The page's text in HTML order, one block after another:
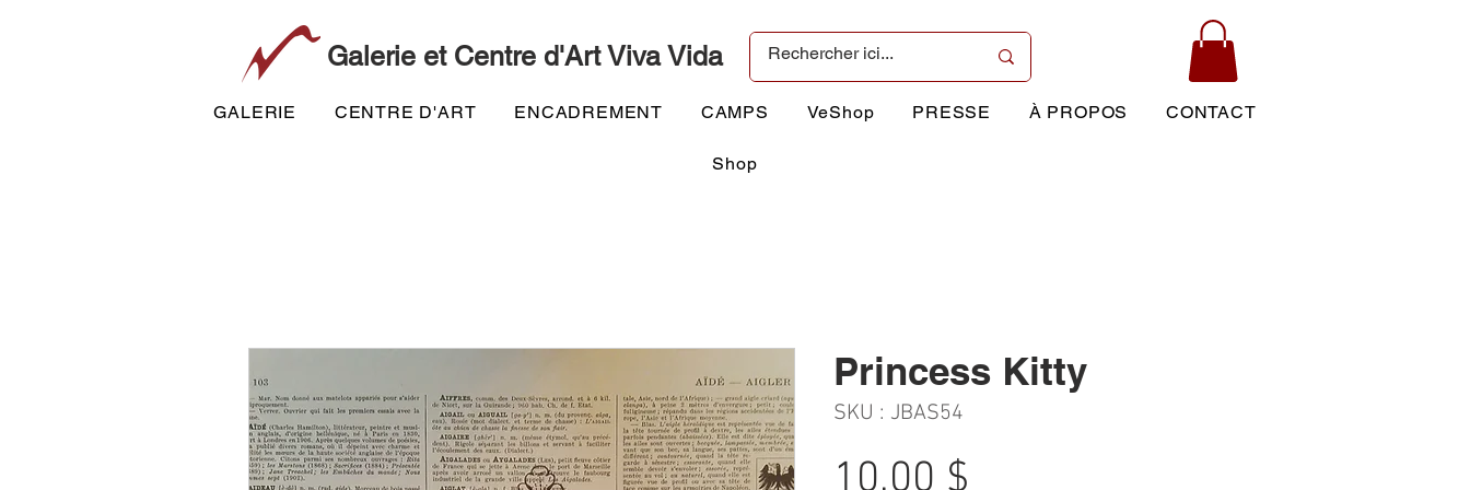
Galerie et Centre d'Art Viva Vida
GALERIE CENTRE D'ART ENCADREMENT CAMPS VeShop PRESSE À PROPOS CONTACT
Shop
Princess Kitty
SKU : JBAS54